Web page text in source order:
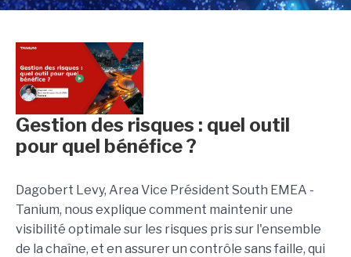
Gestion des risques : quel outil
pour quel bénéfice ?
Dagobert Levy, Area Vice Président South EMEA -
Tanium, nous explique comment maintenir une
visibilité optimale sur les risques pris sur l'ensemble
de la chaîne, et en assurer un contrôle sans faille, qui